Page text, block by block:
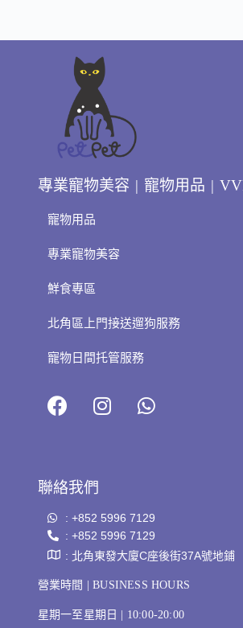
專業寵物美容 | 寵物用品 |
寵物用品
專業寵物美容
鮮食專區
北角區上門接送遛狗服務
寵物日間托管服務
聯絡我們
: +852 5996 7129
: +852 5996 7129
: 北角東發大廈C座後街37A號地鋪
營業時間 | BUSINESS HOURS
星期一至星期日 | 10:00-20:00